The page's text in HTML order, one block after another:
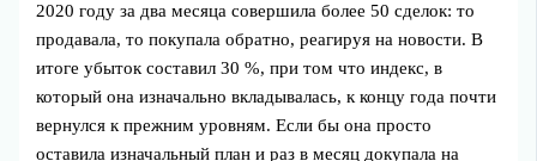
2020 году за два месяца совершила более 50 сделок: то
продавала, то покупала обратно, реагируя на новости. В
итоге убыток составил 30 %, при том что индекс, в
который она изначально вкладывалась, к концу года почти
вернулся к прежним уровням. Если бы она просто
оставила изначальный план и раз в месяц докупала на